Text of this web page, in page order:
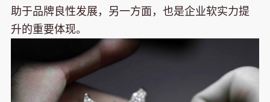
助于品牌良性发展，另一方面，也是企业软实力提
升的重要体现。